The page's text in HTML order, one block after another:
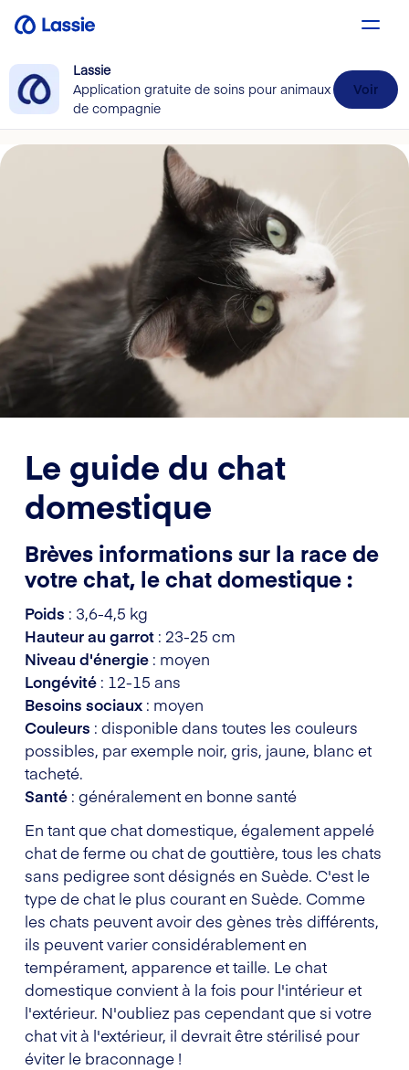
Lassie
Application gratuite de soins pour animaux
de compagnie
Voir
Le guide du chat
domestique
Brèves informations sur la race de
votre chat, le chat domestique :
Poids : 3,6-4,5 kg
Hauteur au garrot : 23-25 cm
Niveau d'énergie : moyen
Longévité : 12-15 ans
Besoins sociaux : moyen
Couleurs : disponible dans toutes les couleurs
possibles, par exemple noir, gris, jaune, blanc et
tacheté.
Santé : généralement en bonne santé
En tant que chat domestique, également appelé
chat de ferme ou chat de gouttière, tous les chats
sans pedigree sont désignés en Suède. C'est le
type de chat le plus courant en Suède. Comme
les chats peuvent avoir des gènes très différents,
ils peuvent varier considérablement en
tempérament, apparence et taille. Le chat
domestique convient à la fois pour l'intérieur et
l'extérieur. N'oubliez pas cependant que si votre
chat vit à l'extérieur, il devrait être stérilisé pour
éviter le braconnage !